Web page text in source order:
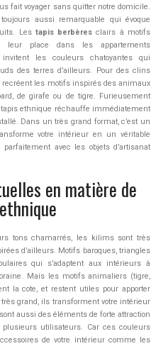
fait voyager sans quitter notre domicile.
aussi remarquable qui évoque
Les tapis berbères clairs à motifs
leur place dans les appartements
les couleurs chatoyantes qui
des terres d’ailleurs. Pour des clins
les motifs inspirés des animaux
de girafe ou de tigre. Furieusement
ethnique réchauffe immédiatement
Dans un très grand format, c’est un
votre intérieur en un véritable
avec les objets d’artisanat
en matière de
tons chamarrés, les kilims sont très
d’ailleurs. Motifs baroques, triangles
qui s’adaptent aux intérieurs à
Mais les motifs animaliers (tigre,
la cote, et restent utiles pour apporter
grand, ils transforment votre intérieur
aussi des éléments de forte attraction
utilisateurs. Car ces couleurs
de votre intérieur comme les